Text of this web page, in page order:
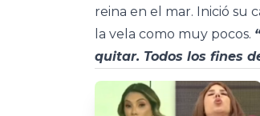
reina en el mar. Inició su
la vela como muy pocos.
quitar. Todos los fines